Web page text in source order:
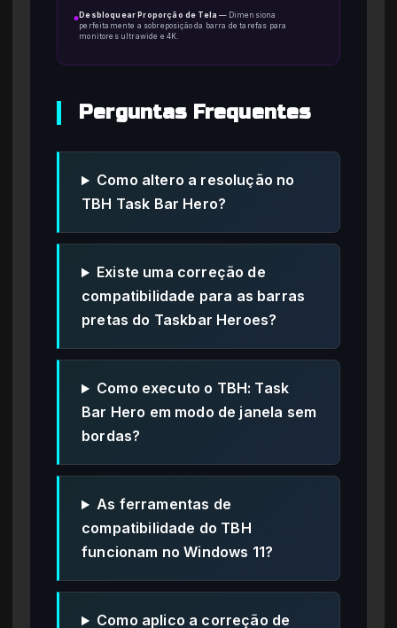
● Desbloquear Proporção de Tela — Dimensiona
perfeitamente a sobreposição da barra de tarefas para
monitores ultrawide e 4K.
Perguntas Frequentes
Como altero a resolução no
TBH Task Bar Hero?
Existe uma correção de
compatibilidade para as barras
pretas do Taskbar Heroes?
Como executo o TBH: Task
Bar Hero em modo de janela sem
bordas?
As ferramentas de
compatibilidade do TBH
funcionam no Windows 11?
Como aplico a correção de